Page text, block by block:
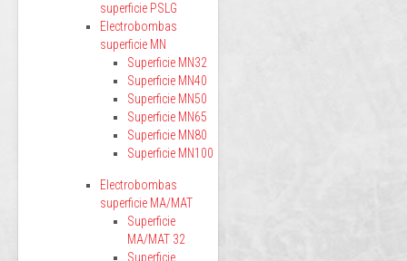
superficie PSLG
Electrobombas
superficie MN
Superficie MN32
Superficie MN40
Superficie MN50
Superficie MN65
Superficie MN80
Superficie MN100
Electrobombas
superficie MA/MAT
Superficie
MA/MAT 32
Superficie